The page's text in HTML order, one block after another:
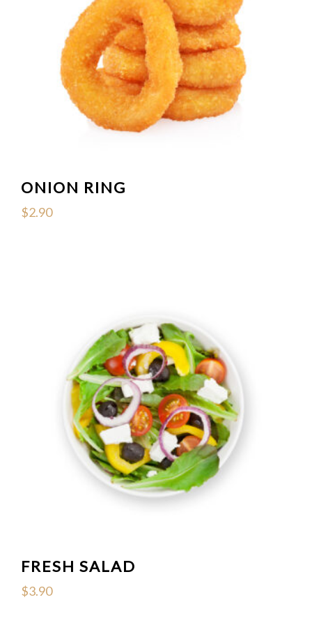
ONION RING
$2.90
FRESH SALAD
$3.90